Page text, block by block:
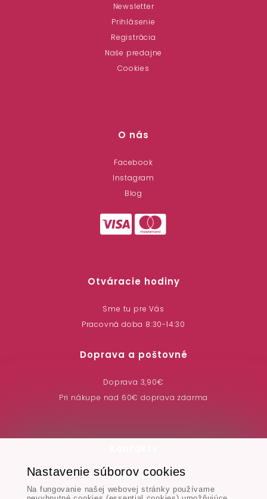
Newsletter
Prihlásenie
Registrácia
Naše predajne
Cookies
O nás
Facebook
Instagram
Blog
Otváracie hodiny
Sme tu pre Vás
Pracovná doba 8:30-14:30
Doprava a poštovné
Doprava 3,90€
Pri nákupe nad 60€ doprava zdarma
MONAD, s.r.o.
Hodská 345/3,
Nastavenie súborov cookies
Na fungovanie našej webovej stránky používame